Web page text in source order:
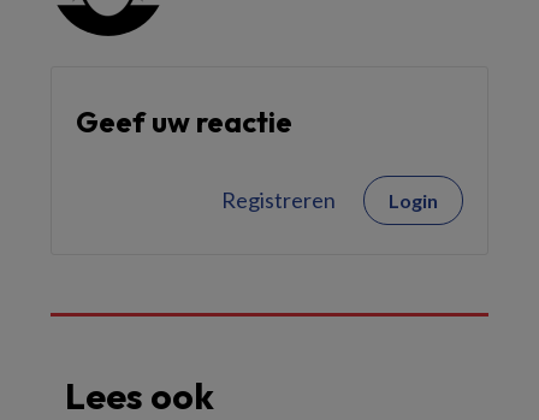
Geef uw reactie
Registreren Login
Lees ook